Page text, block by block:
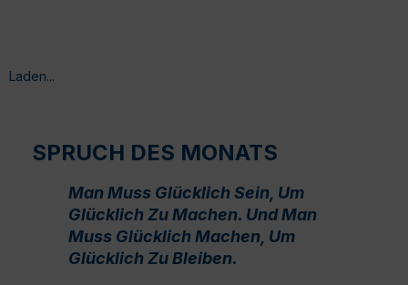
Laden...
SPRUCH DES MONATS
Man Muss Glücklich Sein, Um
Glücklich Zu Machen. Und Man
Muss Glücklich Machen, Um
Glücklich Zu Bleiben.